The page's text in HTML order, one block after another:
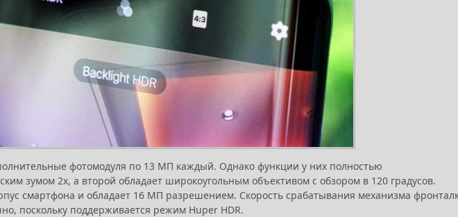
фотомодуля по 13 МП каждый. Однако функции у них полностью
зумом 2х, а второй обладает широкоугольным объективом с обзором в 120 градусов.
смартфона и обладает 16 МП разрешением. Скорость срабатывания механизма
поскольку поддерживается режим Huper HDR.